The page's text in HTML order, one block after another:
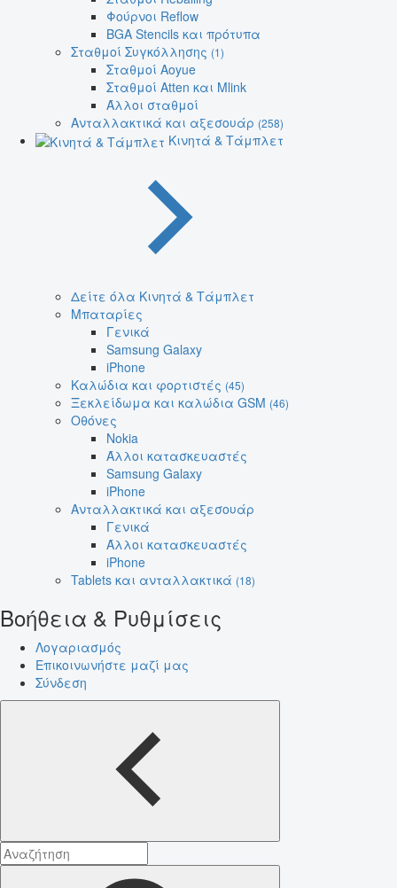
Φούρνοι Reflow
BGA Stencils και πρότυπα
Σταθμοί Συγκόλλησης (1)
Σταθμοί Aoyue
Σταθμοί Atten και Mlink
Άλλοι σταθμοί
Ανταλλακτικά και αξεσουάρ (258)
Κινητά & Τάμπλετ
Δείτε όλα Κινητά & Τάμπλετ
Μπαταρίες
Γενικά
Samsung Galaxy
iPhone
Καλώδια και φορτιστές (45)
Ξεκλείδωμα και καλώδια GSM (46)
Οθόνες
Nokia
Άλλοι κατασκευαστές
Samsung Galaxy
iPhone
Ανταλλακτικά και αξεσουάρ
Γενικά
Άλλοι κατασκευαστές
iPhone
Tablets και ανταλλακτικά (18)
Βοήθεια & Ρυθμίσεις
Λογαριασμός
Επικοινωνήστε μαζί μας
Σύνδεση